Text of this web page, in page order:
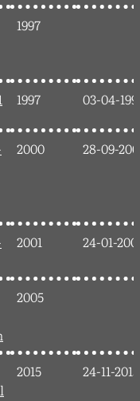
1997
1997 03-04-
2000 28-09-
2001 24-01-
2005
2015 24-11-2015